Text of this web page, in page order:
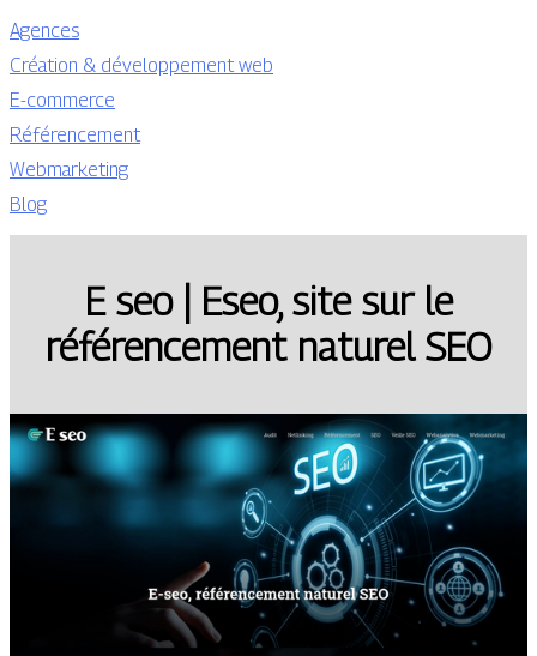
Agences
Création & développement web
E-commerce
Référencement
Webmarketing
Blog
E seo | Eseo, site sur le
référen­ce­ment naturel SEO